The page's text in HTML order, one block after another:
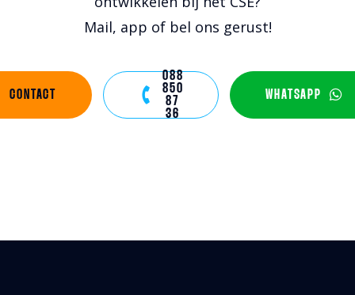
Mail, app of bel ons gerust!
CONTACT
088
850
87
36
WHATSAPP